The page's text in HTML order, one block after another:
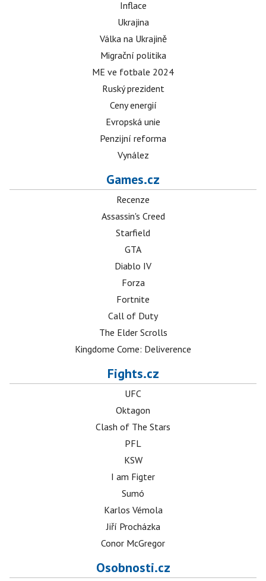
Inflace
Ukrajina
Válka na Ukrajině
Migrační politika
ME ve fotbale 2024
Ruský prezident
Ceny energií
Evropská unie
Penzijní reforma
Vynález
Games.cz
Recenze
Assassin's Creed
Starfield
GTA
Diablo IV
Forza
Fortnite
Call of Duty
The Elder Scrolls
Kingdome Come: Deliverence
Fights.cz
UFC
Oktagon
Clash of The Stars
PFL
KSW
I am Figter
Sumó
Karlos Vémola
Jiří Procházka
Conor McGregor
Osobnosti.cz